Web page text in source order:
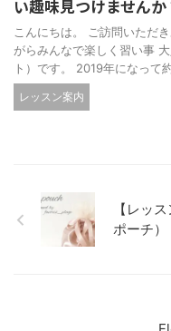
い趣味見つけませんか
こんにちは。 ご訪問いただ
がらみんなで楽しく習い事
ト）です。 2019年になって
レッスン案内
【レッ
ポーチ）